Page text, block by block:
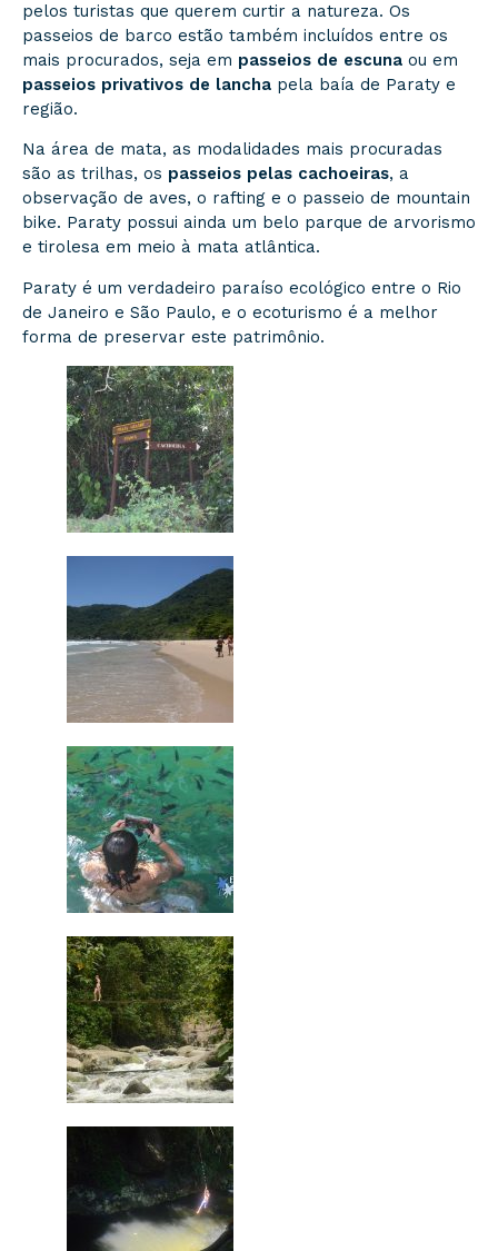
pelos turistas que querem curtir a natureza. Os
passeios de barco estão também incluídos entre os
mais procurados, seja em passeios de escuna ou em
passeios privativos de lancha pela baía de Paraty e
região.
Na área de mata, as modalidades mais procuradas
são as trilhas, os passeios pelas cachoeiras, a
observação de aves, o rafting e o passeio de mountain
bike. Paraty possui ainda um belo parque de arvorismo
e tirolesa em meio à mata atlântica.
Paraty é um verdadeiro paraíso ecológico entre o Rio
de Janeiro e São Paulo, e o ecoturismo é a melhor
forma de preservar este patrimônio.